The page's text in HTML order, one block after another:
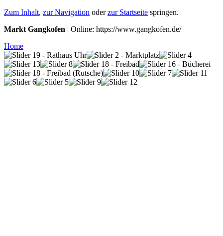
Zum Inhalt, zur Navigation oderzur Startseite springen.
Markt Gangkofen | Online: https://www.gangkofen.de/
Home